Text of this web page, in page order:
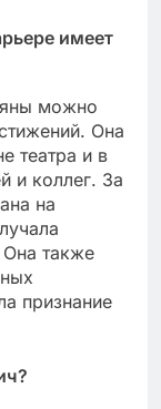
имеет
можно
Она
театра и в
и коллег. За
на
также
признание